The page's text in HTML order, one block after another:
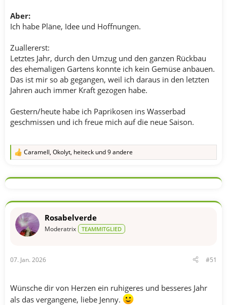
Aber:
Ich habe Pläne, Idee und Hoffnungen.
Zuallererst:
Letztes Jahr, durch den Umzug und den ganzen Rückbau
des ehemaligen Gartens konnte ich kein Gemüse anbauen.
Das ist mir so ab gegangen, weil ich daraus in den letzten
Jahren auch immer Kraft gezogen habe.
Gestern/heute habe ich Paprikosen ins Wasserbad
geschmissen und ich freue mich auf die neue Saison.
R
k
o
e
n
Caramell, Okolyt, heiteck und 9 andere
Rosabelverde
Moderatrix TEAMMITGLIED
07. Jan. 2026 #51
Wünsche dir von Herzen ein ruhigeres und besseres Jahr
als das vergangene, liebe Jenny.